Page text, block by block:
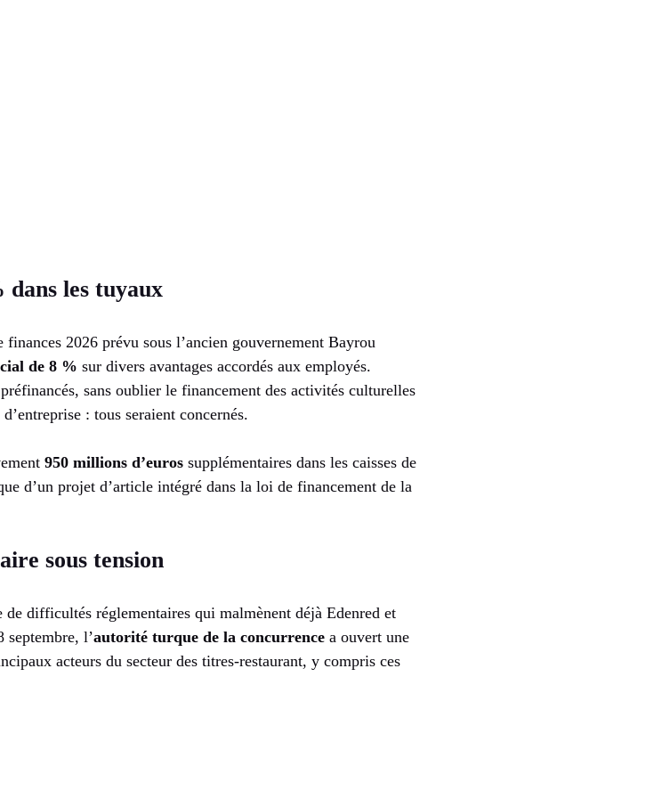
dans les tuyaux
2026 prévu sous l’ancien gouvernement Bayrou
de 8 % sur divers avantages accordés aux employés.
sans oublier le financement des activités culturelles
: tous seraient concernés.
950 millions d’euros supplémentaires dans les caisses de
d’un projet d’article intégré dans la loi de financement de la
sous tension
difficultés réglementaires qui malmènent déjà Edenred et
septembre, l’autorité turque de la concurrence a ouvert une
acteurs du secteur des titres-restaurant, y compris ces